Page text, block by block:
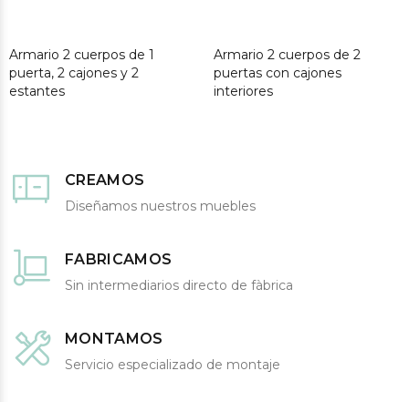
Armario 2 cuerpos de 1
puerta, 2 cajones y 2
estantes
Armario 2 cuerpos de 2
puertas con cajones
interiores
CREAMOS
Diseñamos nuestros muebles
FABRICAMOS
Sin intermediarios directo de fàbrica
MONTAMOS
Servicio especializado de montaje